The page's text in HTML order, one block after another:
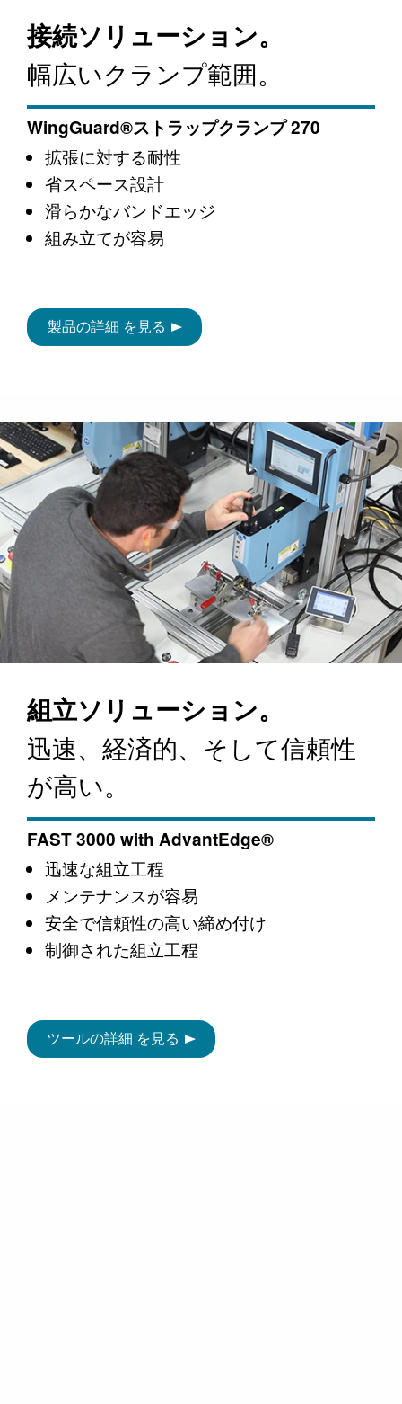
接続ソリューション。
幅広いクランプ範囲。
WingGuard®ストラップクランプ 270
拡張に対する耐性
省スペース設計
滑らかなバンドエッジ
組み立てが容易
製品の詳細 を見る
組立ソリューション。
迅速、経済的、そして信頼性
が高い。
FAST 3000 with AdvantEdge®
迅速な組立工程
メンテナンスが容易
安全で信頼性の高い締め付け
制御された組立工程
ツールの詳細 を見る